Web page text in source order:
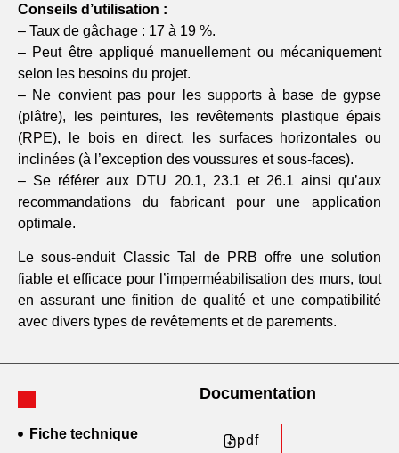
Conseils d’utilisation :
– Taux de gâchage : 17 à 19 %.
– Peut être appliqué manuellement ou mécaniquement
selon les besoins du projet.
– Ne convient pas pour les supports à base de gypse
(plâtre), les peintures, les revêtements plastique épais
(RPE), le bois en direct, les surfaces horizontales ou
inclinées (à l’exception des voussures et sous-faces).
– Se référer aux DTU 20.1, 23.1 et 26.1 ainsi qu’aux
recommandations du fabricant pour une application
optimale.
Le sous-enduit Classic Tal de PRB offre une solution
fiable et efficace pour l’imperméabilisation des murs, tout
en assurant une finition de qualité et une compatibilité
avec divers types de revêtements et de parements.
Documentation
Fiche technique
pdf